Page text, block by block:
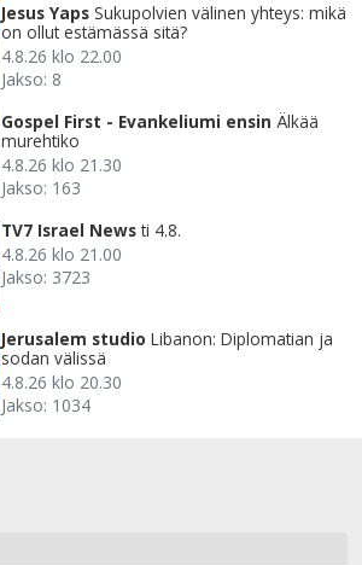
Jesus Yaps Sukupolvien välinen yhteys: mikä
on ollut estämässä sitä?
4.8.26 klo 22.00
Jakso: 8
Gospel First - Evankeliumi ensin Älkää
murehtiko
4.8.26 klo 21.30
Jakso: 163
TV7 Israel News ti 4.8.
4.8.26 klo 21.00
Jakso: 3723
Jerusalem studio Libanon: Diplomatian ja
sodan välissä
4.8.26 klo 20.30
Jakso: 1034